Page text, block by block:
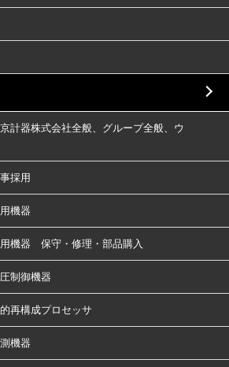
計器株式会社全般、グループ全般、ウ
採用
機器
用機器 保守・修理・部品購入
制御機器
再構成プロセッサ
機器